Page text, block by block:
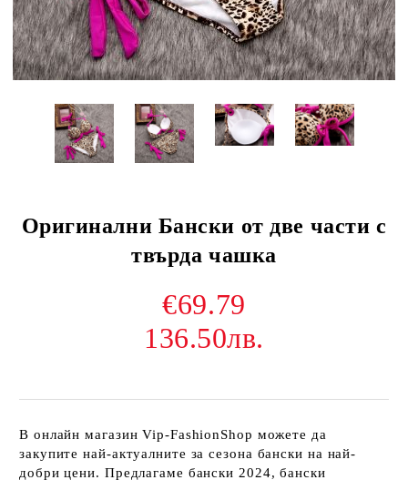
Оригинални Бански от две части с
твърда чашка
€69.79
136.50лв.
В онлайн магазин Vip-FashionShop можете да
закупите най-актуалните за сезона бански на най-
добри цени. Предлагаме бански 2024, бански